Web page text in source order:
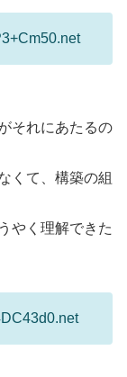
それにあたるの
くて、構築の組
やく理解できた